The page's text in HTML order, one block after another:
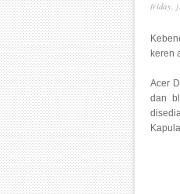
friday,
keren
Acer
dan